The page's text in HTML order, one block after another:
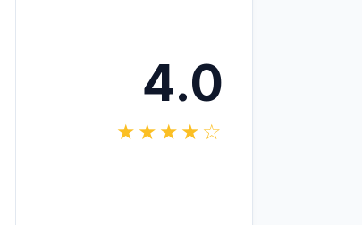
4.0
★★★★☆